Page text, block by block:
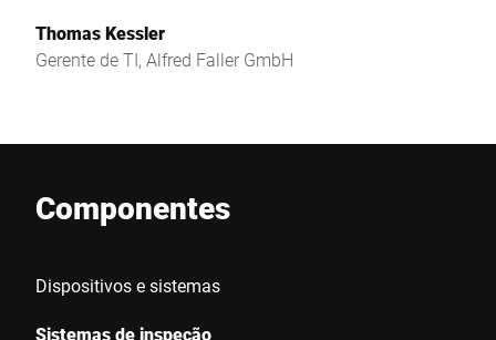
Thomas Kessler
Gerente de TI, Alfred Faller GmbH
Componentes
Dispositivos e sistemas
Sistemas de inspeção